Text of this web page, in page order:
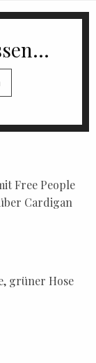
Free People
Cardigan
grüner Hose